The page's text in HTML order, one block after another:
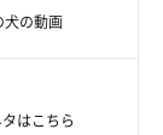
犬の動画
はこちら